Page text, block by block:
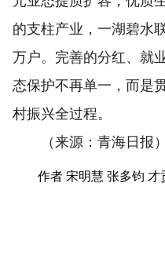
的支柱产业，一湖碧水
万户。完善的分红、就
态保护不再单一，而是
村振兴全过程。
（来源：青海日报）
作者 宋明慧 张多钧 才